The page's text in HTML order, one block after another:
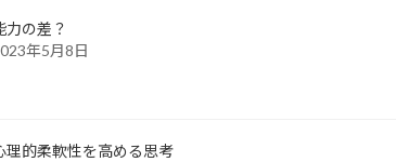
力の差？
年5月8日
理的柔軟性を高める思考